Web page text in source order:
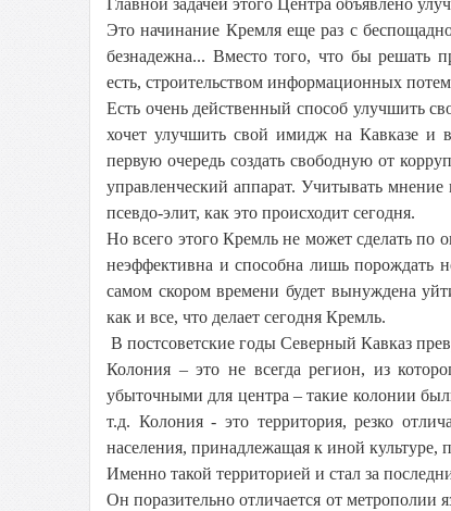
Главной задачей этого Центра объявлено
Это начинание Кремля еще раз с
безнадежна... Вместо того, что бы решать
есть, строительством информационных
Есть очень действенный способ улучшить
хочет улучшить свой имидж на Кавказе и
первую очередь создать свободную от
управленческий аппарат. Учитывать
псевдо-элит, как это происходит сегодня.
Но всего этого Кремль не может сделать по
неэффективна и способна лишь порождать
самом скором времени будет вынуждена
как и все, что делает сегодня Кремль.
В постсоветские годы Северный Кавказ
Колония – это не всегда регион, из
убыточными для центра – такие колонии
т.д. Колония - это территория, резко
населения, принадлежащая к иной культуре,
Именно такой территорией и стал за
Он поразительно отличается от метрополии